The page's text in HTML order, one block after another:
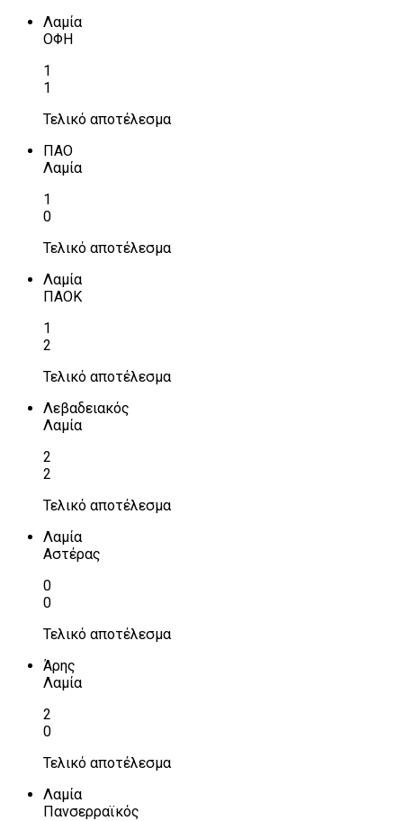
Λαμία
ΟΦΗ
1
1
Τελικό αποτέλεσμα
ΠΑΟ
Λαμία
1
0
Τελικό αποτέλεσμα
Λαμία
ΠΑΟΚ
1
2
Τελικό αποτέλεσμα
Λεβαδειακός
Λαμία
2
2
Τελικό αποτέλεσμα
Λαμία
Αστέρας
0
0
Τελικό αποτέλεσμα
Άρης
Λαμία
2
0
Τελικό αποτέλεσμα
Λαμία
Πανσερραϊκός